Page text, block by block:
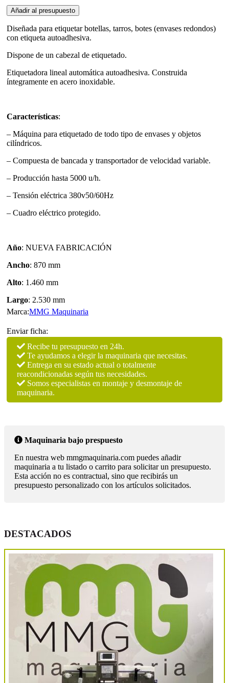
CILINDRO
PARA
ENVASES
REDONDOS
cantidad
Añadir al presupuesto
Diseñada para etiquetar botellas, tarros, botes (envases redondos)
con etiqueta autoadhesiva.
Dispone de un cabezal de etiquetado.
Etiquetadora lineal automática autoadhesiva. Construida
íntegramente en acero inoxidable.
Características:
– Máquina para etiquetado de todo tipo de envases y objetos
cilíndricos.
– Compuesta de bancada y transportador de velocidad variable.
– Producción hasta 5000 u/h.
– Tensión eléctrica 380v50/60Hz
– Cuadro eléctrico protegido.
Año: NUEVA FABRICACIÓN
Ancho: 870 mm
Alto: 1.460 mm
Largo: 2.530 mm
Marca:MMG Maquinaria
Enviar ficha:
Recibe tu presupuesto en 24h.
Te ayudamos a elegir la maquinaria que necesitas.
Entrega en su estado actual o totalmente
reacondicionadas según tus necesidades.
Somos especialistas en montaje y desmontaje de
maquinaria.
Maquinaria bajo prespuesto
En nuestra web mmgmaquinaria.com puedes añadir
maquinaria a tu listado o carrito para solicitar un presupuesto.
Esta acción no es contractual, sino que recibirás un
presupuesto personalizado con los artículos solicitados.
DESTACADOS